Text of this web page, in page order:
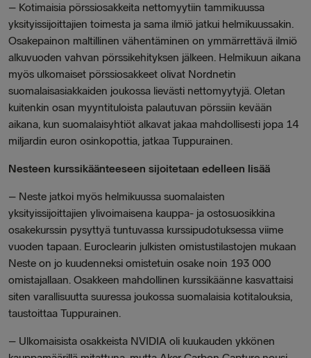
– Kotimaisia pörssiosakkeita nettomyytiin tammikuussa
yksityissijoittajien toimesta ja sama ilmiö jatkui helmikuussakin.
Osakepainon maltillinen vähentäminen on ymmärrettävä ilmiö
alkuvuoden vahvan pörssikehityksen jälkeen. Helmikuun aikana
myös ulkomaiset pörssiosakkeet olivat Nordnetin
suomalaisasiakkaiden joukossa lievästi nettomyytyjä. Oletan
kuitenkin osan myyntituloista palautuvan pörssiin kevään
aikana, kun suomalaisyhtiöt alkavat jakaa mahdollisesti jopa 14
miljardin euron osinkopottia, jatkaa Tuppurainen.
Nesteen kurssikäänteeseen sijoitetaan edelleen lisää
– Neste jatkoi myös helmikuussa suomalaisten
yksityissijoittajien ylivoimaisena kauppa- ja ostosuosikkina
osakekurssin pysyttyä tuntuvassa kurssipudotuksessa viime
vuoden tapaan. Euroclearin julkisten omistustilastojen mukaan
Neste on jo kuudenneksi omistetuin osake noin 193 000
omistajallaan. Osakkeen mahdollinen kurssikäänne kasvattaisi
siten varallisuutta suuressa joukossa suomalaisia kotitalouksia,
taustoittaa Tuppurainen.
– Ulkomaisista osakkeista NVIDIA oli kuukauden ykkönen